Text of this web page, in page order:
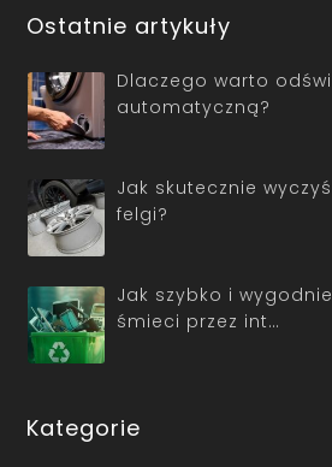
Ostatnie artykuły
Dlaczego warto
automatyczną?
Jak skutecznie
felgi?
Jak szybko i
śmieci przez int…
Kategorie